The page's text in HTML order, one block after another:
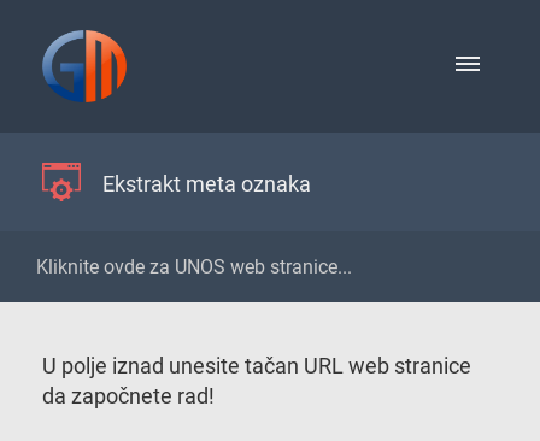
Ekstrakt meta oznaka
U polje iznad unesite tačan URL web stranice
da započnete rad!